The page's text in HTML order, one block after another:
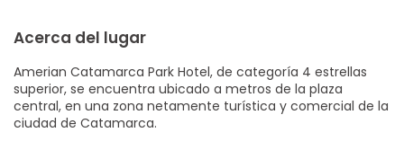
Acerca del lugar
Amerian Catamarca Park Hotel, de categoría 4 estrellas
superior, se encuentra ubicado a metros de la plaza
central, en una zona netamente turística y comercial de la
ciudad de Catamarca.